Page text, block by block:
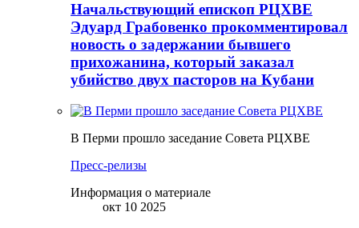
Начальствующий епископ РЦХВЕ
Эдуард Грабовенко прокомментировал
новость о задержании бывшего
прихожанина, который заказал
убийство двух пасторов на Кубани
В Перми прошло заседание Совета РЦХВЕ
Пресс-релизы
Информация о материале
окт 10 2025